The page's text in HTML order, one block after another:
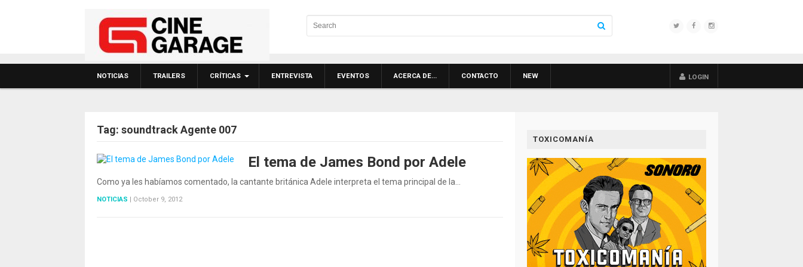
NOTICIAS TRAILERS CRÍTICAS ENTREVISTA EVENTOS ACERCA DE… CONTACTO NEW LOGIN
Tag: soundtrack Agente 007
El tema de James Bond por Adele
Como ya les habíamos comentado, la cantante británica Adele interpreta el tema principal de la…
NOTICIAS | October 9, 2012
TOXICOMANÍA